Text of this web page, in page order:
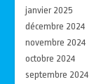
janvier 2025
décembre 2024
novembre 2024
octobre 2024
septembre 2024